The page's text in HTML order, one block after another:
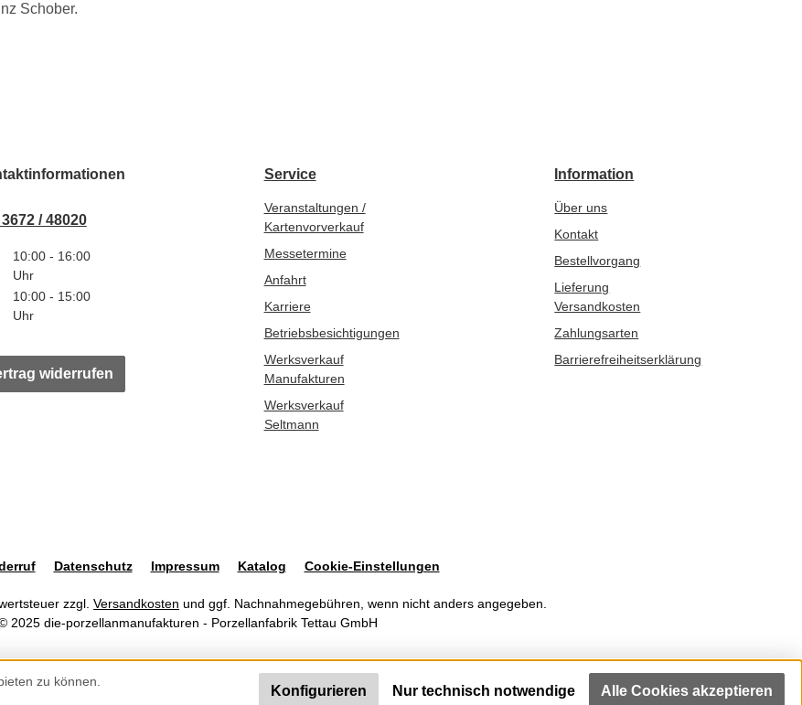
Schober.
/ 48020
10:00 - 16:00
Uhr
10:00 - 15:00
Uhr
widerrufen
Service
Veranstaltungen /
Kartenvorverkauf
Messetermine
Anfahrt
Karriere
Betriebsbesichtigungen
Werksverkauf
Manufakturen
Werksverkauf
Seltmann
Information
Über uns
Kontakt
Bestellvorgang
Lieferung
Versandkosten
Zahlungsarten
Barrierefreiheitserklärung
Datenschutz Impressum Katalog Cookie-Einstellungen
zzgl. Versandkosten und ggf. Nachnahmegebühren, wenn nicht anders angegeben.
2025 die-porzellanmanufakturen - Porzellanfabrik Tettau GmbH
zu können.
Nur technisch notwendige
Konfigurieren Alle Cookies akzeptieren